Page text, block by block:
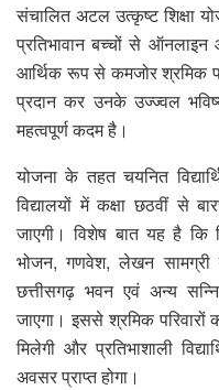
संचालित अटल उत्कृष्ट शिक्षा
प्रतिभावान बच्चों से
आर्थिक रूप से कमजोर श्रमिक
प्रदान कर उनके उज्ज्वल
महत्वपूर्ण कदम है।
योजना के तहत चयनित
विद्यालयों में कक्षा छठवीं से
जाएगी। विशेष बात यह है कि
भोजन, गणवेश, लेखन
छत्तीसगढ़ भवन एवं अन्य
जाएगा। इससे श्रमिक परिवारों
मिलेगी और प्रतिभाशाली
अवसर प्राप्त होगा।